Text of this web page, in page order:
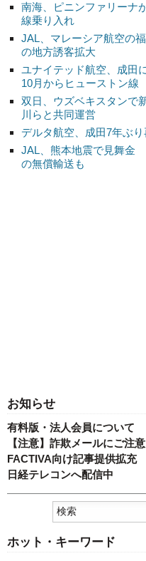
南海、ピニンファリー
線乗り入れ
JAL、マレーシア航空の
の地方誘客拡大
ユナイテッド航空、成田
10月からヒューストン線
双日、ウズベキスタンで
川らと共同運営
デルタ航空、成田7年ぶ
JAL、熊本地震で見舞金
の無償輸送も
お知らせ
有料版・法人会員について
【注意】詐欺メールにご注意
FACTIVA向け記事提供拡充
日経テレコンへ配信中
ホット・キーワード